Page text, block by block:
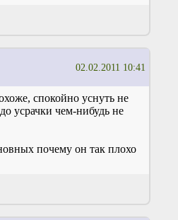
02.02.2011 10:41
спокойно уснуть не
усрачки чем-нибудь не
почему он так плохо